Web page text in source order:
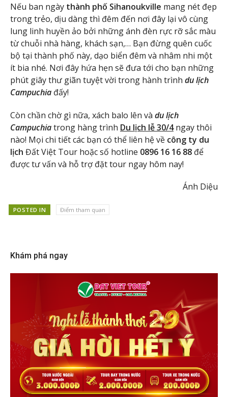
Nếu ban ngày thành phố Sihanoukville mang nét đẹp
trong trẻo, dịu dàng thì đêm đến nơi đây lại vô cùng
lung linh huyền ảo bởi những ánh đèn rực rỡ sắc màu
từ chuỗi nhà hàng, khách sạn,… Bạn đừng quên cuốc
bộ tại thành phố này, dạo biển đêm và nhâm nhi một
ít bia nhé. Nơi đây hứa hẹn sẽ đưa tới cho bạn những
phút giây thư giãn tuyệt vời trong hành trình du lịch
Campuchia đấy!
Còn chần chờ gì nữa, xách balo lên và du lịch
Campuchiatrong hàng trình Du lịch lễ 30/4ngay thôi
nào! Mọi chi tiết các bạn có thể liên hệ về công ty du
lịch Đất Việt Tour hoặc số hotline 0896 16 16 88 để
được tư vấn và hỗ trợ đặt tour ngay hôm nay!
Ánh Diệu
POSTED IN Điểm tham quan
Khám phá ngay